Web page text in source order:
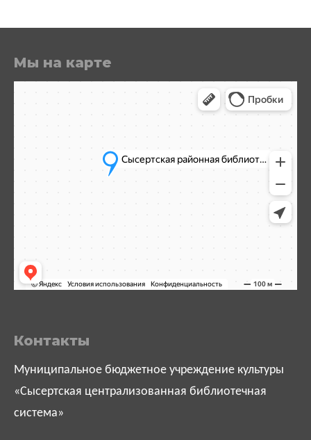
Мы на карте
Контакты
Муниципальное бюджетное учреждение культуры
«Сысертская централизованная библиотечная
система»